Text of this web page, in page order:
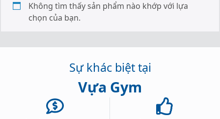
Không tìm thấy sản phẩm nào khớp với lựa
chọn của bạn.
Sự khác biệt tại
Vựa Gym